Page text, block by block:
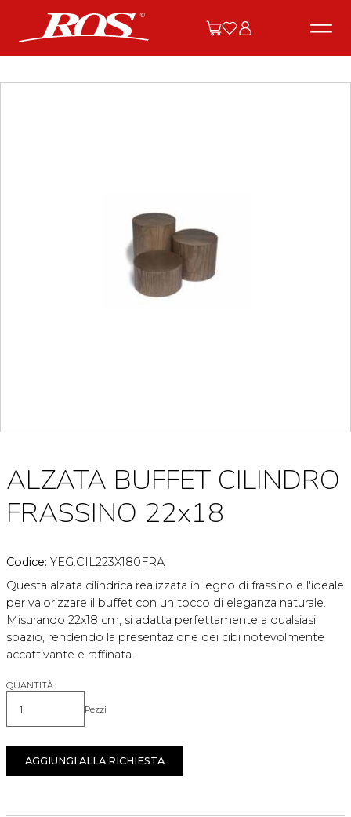
ALZATA BUFFET CILINDRO
FRASSINO 22x18
Codice: YEG.CIL223X180FRA
Questa alzata cilindrica realizzata in legno di frassino è l'ideale
per valorizzare il buffet con un tocco di eleganza naturale.
Misurando 22x18 cm, si adatta perfettamente a qualsiasi
spazio, rendendo la presentazione dei cibi notevolmente
accattivante e raffinata.
QUANTITÀ
Quantità Pezzi
AGGIUNGI ALLA RICHIESTA